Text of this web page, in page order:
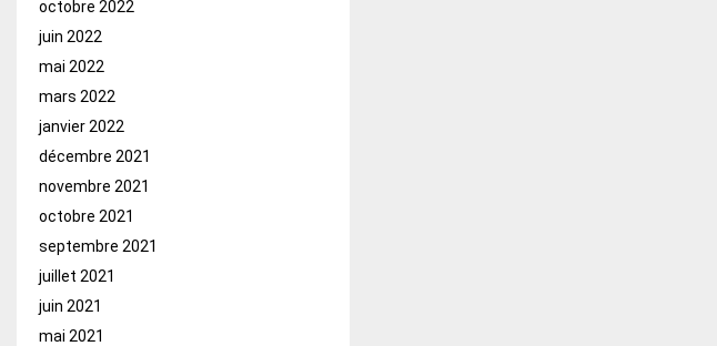
octobre 2022
juin 2022
mai 2022
mars 2022
janvier 2022
décembre 2021
novembre 2021
octobre 2021
septembre 2021
juillet 2021
juin 2021
mai 2021